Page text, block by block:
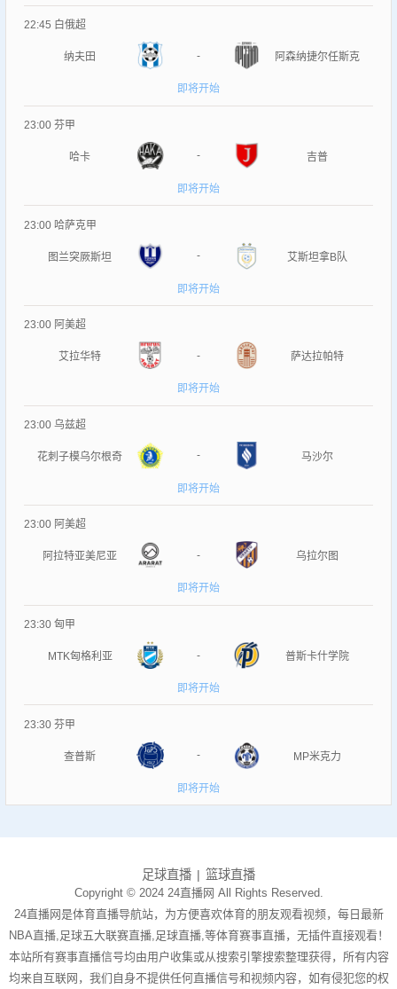
22:45 白俄超
纳夫田 - 阿森纳捷尔任斯克
即将开始
23:00 芬甲
哈卡 - 吉普
即将开始
23:00 哈萨克甲
图兰突厥斯坦 - 艾斯坦拿B队
即将开始
23:00 阿美超
艾拉华特 - 萨达拉帕特
即将开始
23:00 乌兹超
花刺子模乌尔根奇 - 马沙尔
即将开始
23:00 阿美超
阿拉特亚美尼亚 - 乌拉尔图
即将开始
23:30 匈甲
MTK匈格利亚 - 普斯卡什学院
即将开始
23:30 芬甲
查普斯 - MP米克力
即将开始
足球直播 篮球直播
Copyright © 2024 24直播网 All Rights Reserved.
24直播网是体育直播导航站，为方便喜欢体育的朋友观看视频，每日最新
NBA直播,足球五大联赛直播,足球直播,等体育赛事直播，无插件直接观看！
本站所有赛事直播信号均由用户收集或从搜索引擎搜索整理获得，所有内容
均来自互联网，我们自身不提供任何直播信号和视频内容，如有侵犯您的权